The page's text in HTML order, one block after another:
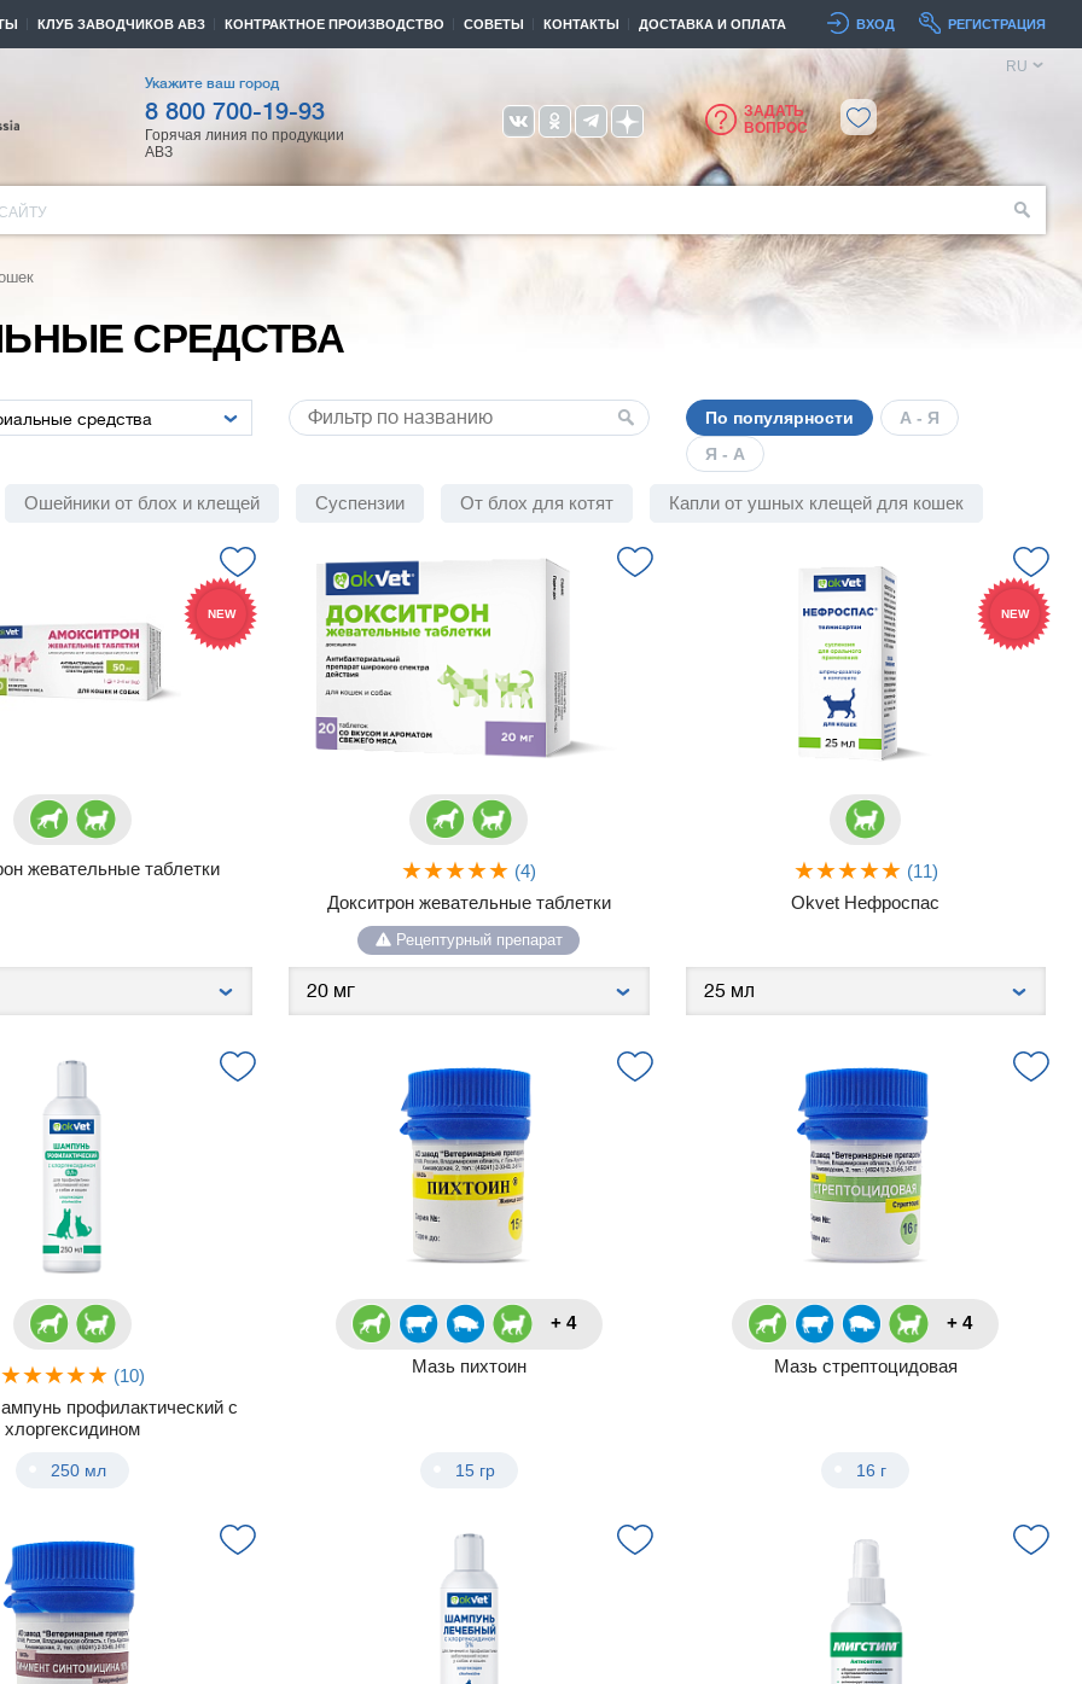
КЛУБ ЗАВОДЧИКОВ АВЗ КОНТРАКТНОЕ ПРОИЗВОДСТВО СОВЕТЫ КОНТАКТЫ ДОСТАВКА И ОПЛАТА ВХОД РЕГИСТРАЦИЯ
Укажите ваш город
8 800 700-19-93
Горячая линия по продукции
АВЗ
ЗАДАТЬ
ВОПРОС
RU
СРЕДСТВА
По популярности
А - Я
Я - А
Ошейники от блох и клещей Суспензии От блох для котят Капли от ушных клещей для кошек
NEW
жевательные таблетки
(4)
Докситрон жевательные таблетки
Рецептурный препарат
NEW
(11)
Okvet Нефроспас
(10)
профилактический с
хлоргексидином
250 мл
+ 4
Мазь пихтоин
15 гр
+ 4
Мазь стрептоцидовая
16 г